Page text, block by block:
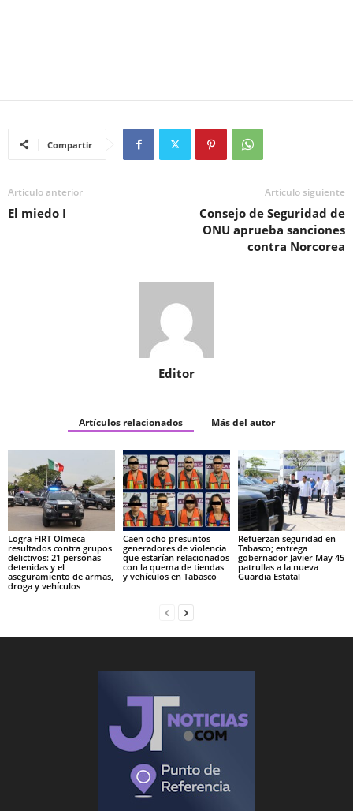
Compartir
Artículo anterior
El miedo I
Artículo siguiente
Consejo de Seguridad de
ONU aprueba sanciones
contra Norcorea
Editor
Artículos relacionados Más del autor
Logra FIRT Olmeca
resultados contra grupos
delictivos: 21 personas
detenidas y el
aseguramiento de armas,
droga y vehículos
Caen ocho presuntos
generadores de violencia
que estarían relacionados
con la quema de tiendas
y vehículos en Tabasco
Refuerzan seguridad en
Tabasco; entrega
gobernador Javier May 45
patrullas a la nueva
Guardia Estatal